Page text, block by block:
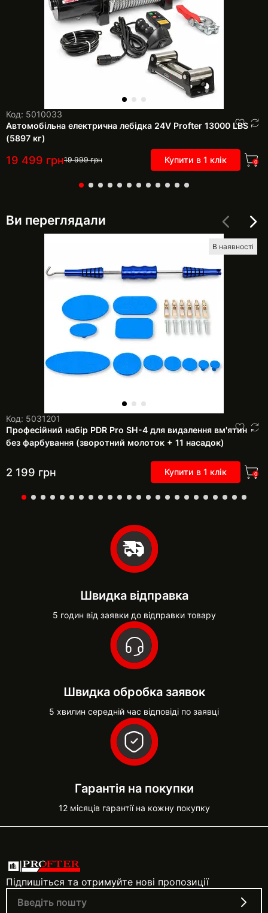
Код: 5010033
Автомобільна електрична лебідка 24V Profter 13000 LBS
(5897 кг)
19 499 грн19 999грн Купити в 1 клік 0
Ви переглядали
В наявності
Код: 5031201
Професійний набір PDR Pro SH-4 для видалення вм'ятин
без фарбування (зворотний молоток + 11 насадок)
2 199 грн Купити в 1 клік 0
Швидка відправка
5 годин від заявки до відправки товару
Швидка обробка заявок
5 хвилин середній час відповіді по заявці
Гарантія на покупки
12 місяців гарантії на кожну покупку
Підпишіться та отримуйте нові пропозиції